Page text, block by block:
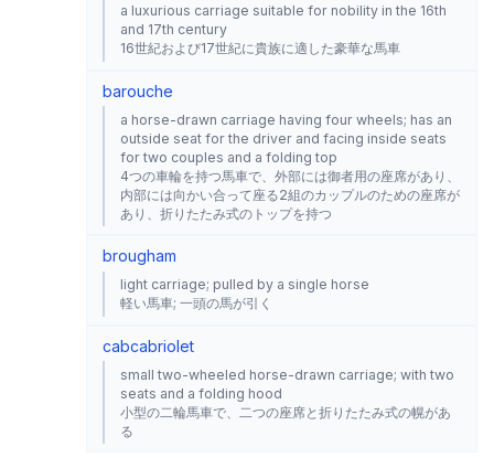
a luxurious carriage suitable for nobility in the 16th
and 17th century
16世紀および17世紀に貴族に適した豪華な馬車
barouche
a horse-drawn carriage having four wheels; has an
outside seat for the driver and facing inside seats
for two couples and a folding top
4つの車輪を持つ馬車で、外部には御者用の座席があり、
内部には向かい合って座る2組のカップルのための座席が
あり、折りたたみ式のトップを持つ
brougham
light carriage; pulled by a single horse
軽い馬車; 一頭の馬が引く
cabcabriolet
small two-wheeled horse-drawn carriage; with two
seats and a folding hood
小型の二輪馬車で、二つの座席と折りたたみ式の幌があ
る